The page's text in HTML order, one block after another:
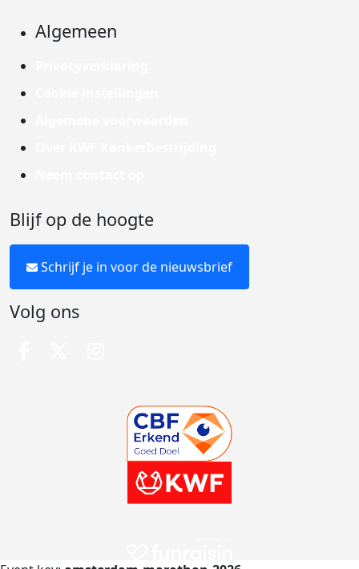
Algemeen
Blijf op de hoogte
Schrijf je in voor de nieuwsbrief
Volg ons